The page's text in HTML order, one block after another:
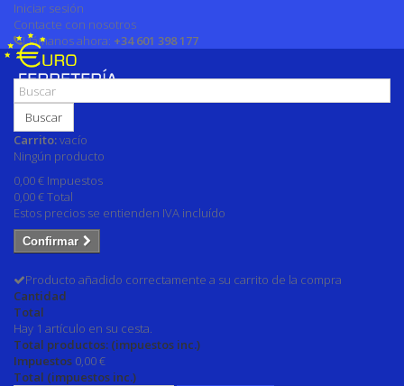
Iniciar sesión
Contacte con nosotros
Llámanos ahora: +34 601 398 177
Buscar
Carrito:vacío
Ningún producto
0,00 € Impuestos
0,00 €Total
Estos precios se entienden IVA incluído
Confirmar
Producto añadido correctamente a su carrito de la compra
Cantidad
Total
Hay 1 artículo en su cesta.
Total productos: (impuestos inc.)
Impuestos 0,00 €
Total (impuestos inc.)